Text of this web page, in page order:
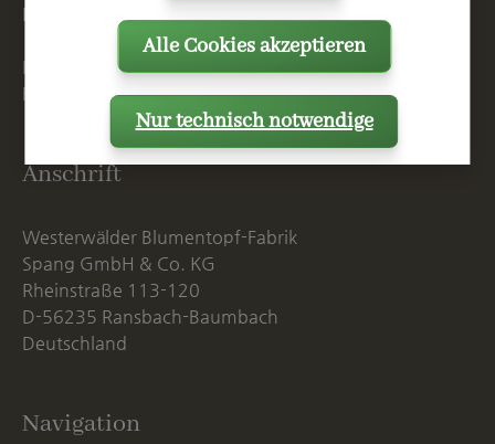
E
Mo. - Do. 07:15 - 16:00 Uhr
Fr. bis 14:00 Uhr
Anschrift
Westerwälder Blumentopf-Fabrik
Spang GmbH & Co. KG
Rheinstraße 113-120
D-56235 Ransbach-Baumbach
Deutschland
Navigation
Nur technisch notwendige
Alle Cookies akzeptieren